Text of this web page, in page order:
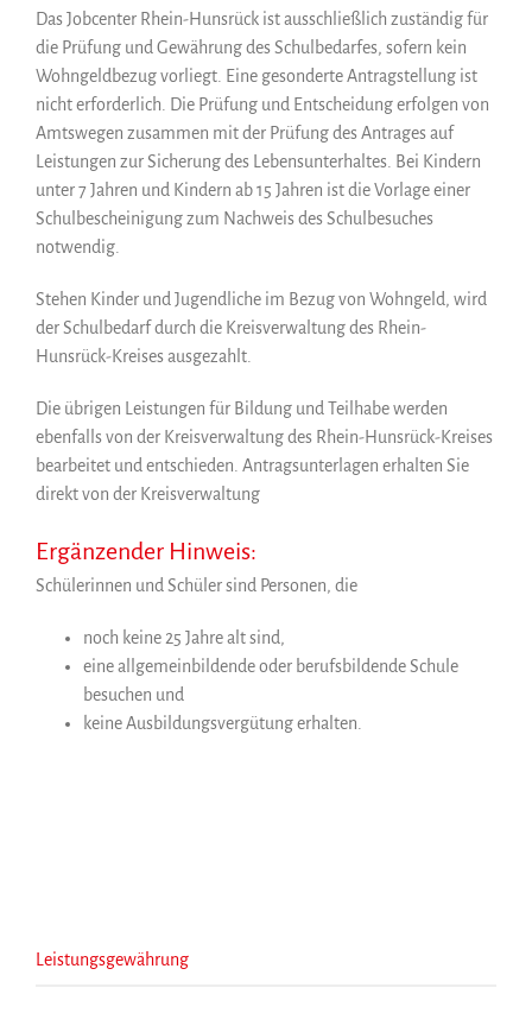
Das Jobcenter Rhein-Hunsrück ist ausschließlich zuständig für
die Prüfung und Gewährung des Schulbedarfes, sofern kein
Wohngeldbezug vorliegt. Eine gesonderte Antragstellung ist
nicht erforderlich. Die Prüfung und Entscheidung erfolgen von
Amtswegen zusammen mit der Prüfung des Antrages auf
Leistungen zur Sicherung des Lebensunterhaltes. Bei Kindern
unter 7 Jahren und Kindern ab 15 Jahren ist die Vorlage einer
Schulbescheinigung zum Nachweis des Schulbesuches
notwendig.
Stehen Kinder und Jugendliche im Bezug von Wohngeld, wird
der Schulbedarf durch die Kreisverwaltung des Rhein-
Hunsrück-Kreises ausgezahlt.
Die übrigen Leistungen für Bildung und Teilhabe werden
ebenfalls von der Kreisverwaltung des Rhein-Hunsrück-Kreises
bearbeitet und entschieden. Antragsunterlagen erhalten Sie
direkt von der Kreisverwaltung
Ergänzender Hinweis:
Schülerinnen und Schüler sind Personen, die
noch keine 25 Jahre alt sind,
eine allgemeinbildende oder berufsbildende Schule
besuchen und
keine Ausbildungsvergütung erhalten.
Leistungsgewährung